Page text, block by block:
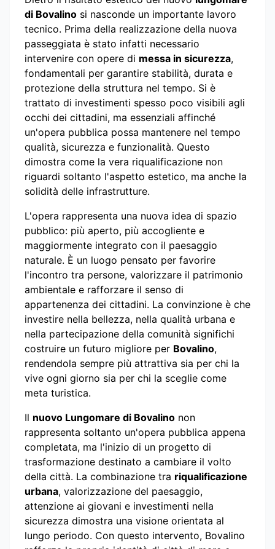
di Bovalino si nasconde un importante lavoro
tecnico. Prima della realizzazione della nuova
passeggiata è stato infatti necessario
intervenire con opere di messa in sicurezza,
fondamentali per garantire stabilità, durata e
protezione della struttura nel tempo. Si è
trattato di investimenti spesso poco visibili agli
occhi dei cittadini, ma essenziali affinché
un'opera pubblica possa mantenere nel tempo
qualità, sicurezza e funzionalità. Questo
dimostra come la vera riqualificazione non
riguardi soltanto l'aspetto estetico, ma anche la
solidità delle infrastrutture.
L'opera rappresenta una nuova idea di spazio
pubblico: più aperto, più accogliente e
maggiormente integrato con il paesaggio
naturale. È un luogo pensato per favorire
l'incontro tra persone, valorizzare il patrimonio
ambientale e rafforzare il senso di
appartenenza dei cittadini. La convinzione è che
investire nella bellezza, nella qualità urbana e
nella partecipazione della comunità significhi
costruire un futuro migliore per Bovalino,
rendendola sempre più attrattiva sia per chi la
vive ogni giorno sia per chi la sceglie come
meta turistica.
Il nuovo Lungomare di Bovalino non
rappresenta soltanto un'opera pubblica appena
completata, ma l'inizio di un progetto di
trasformazione destinato a cambiare il volto
della città. La combinazione tra riqualificazione
urbana, valorizzazione del paesaggio,
attenzione ai giovani e investimenti nella
sicurezza dimostra una visione orientata al
lungo periodo. Con questo intervento, Bovalino